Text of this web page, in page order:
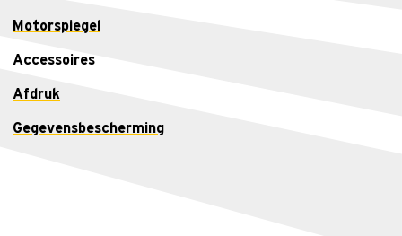
Motorspiegel
Accessoires
Afdruk
Gegevensbescherming